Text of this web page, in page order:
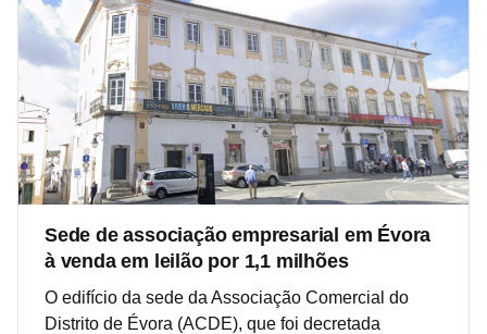
Sede de associação empresarial em Évora
à venda em leilão por 1,1 milhões
O edifício da sede da Associação Comercial do
Distrito de Évora (ACDE), que foi decretada